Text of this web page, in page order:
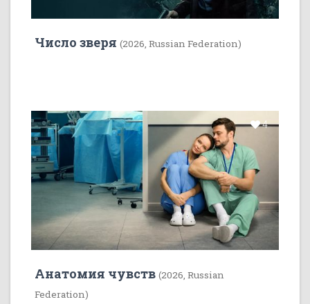
Число зверя (2026, Russian Federation)
4
Анатомия чувств (2026, Russian
Federation)